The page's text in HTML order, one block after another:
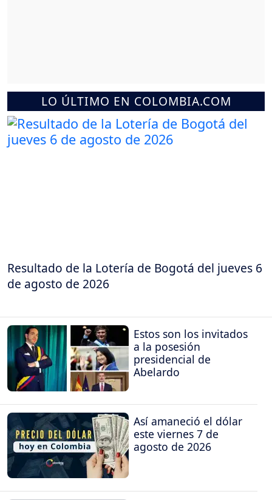
LO ÚLTIMO EN COLOMBIA.COM
Resultado de la Lotería de Bogotá del jueves 6
de agosto de 2026
Estos son los invitados
a la posesión
presidencial de
Abelardo
Así amaneció el dólar
este viernes 7 de
agosto de 2026